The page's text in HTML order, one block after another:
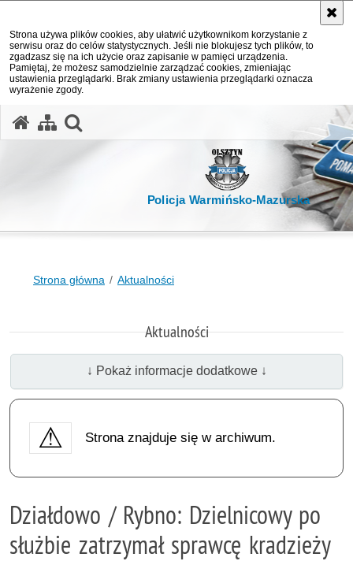
Strona używa plików cookies, aby ułatwić użytkownikom korzystanie z
serwisu oraz do celów statystycznych. Jeśli nie blokujesz tych plików, to
zgadzasz się na ich użycie oraz zapisanie w pamięci urządzenia.
Pamiętaj, że możesz samodzielnie zarządzać cookies, zmieniając
ustawienia przeglądarki. Brak zmiany ustawienia przeglądarki oznacza
wyrażenie zgody.
Policja Warmińsko-Mazurska
Strona główna Aktualności
Aktualności
↓ Pokaż informacje dodatkowe ↓
Strona znajduje się w archiwum.
Działdowo / Rybno: Dzielnicowy po
służbie zatrzymał sprawcę kradzieży